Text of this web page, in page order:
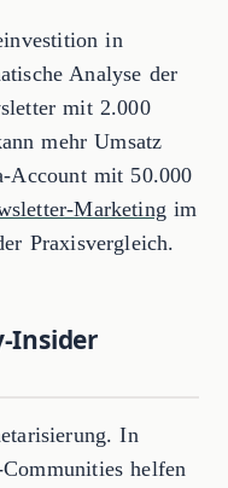
in
Analyse der
mit 2.000
mehr Umsatz
Account mit 50.000
Marketing im
Praxisvergleich.
Insider
In
helfen